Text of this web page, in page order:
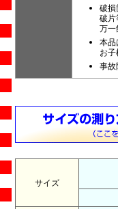
破損
破片
万一
本品
お子
事故
サイズ